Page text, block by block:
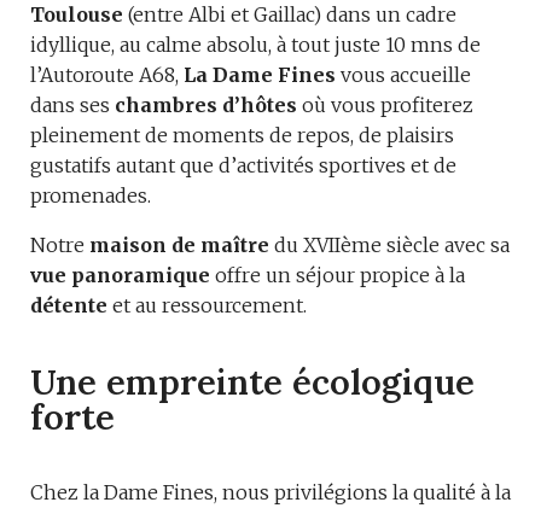
Toulouse (entre Albi et Gaillac) dans un cadre
idyllique, au calme absolu, à tout juste 10 mns de
l’Autoroute A68, La Dame Fines vous accueille
dans ses chambres d’hôtes où vous profiterez
pleinement de moments de repos, de plaisirs
gustatifs autant que d’activités sportives et de
promenades.
Notre maison de maître du XVIIème siècle avec sa
vue panoramique offre un séjour propice à la
détente et au ressourcement.
Une empreinte écologique
forte
Chez la Dame Fines, nous privilégions la qualité à la